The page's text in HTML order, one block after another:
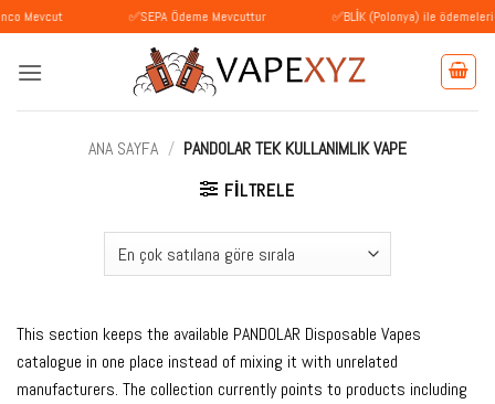
İçeriğe
atla
✅SEPA Ödeme Mevcuttur ✅BLİK (Polonya) ile ödemeleri kabul
ANA SAYFA / PANDOLAR TEK KULLANIMLIK VAPE
FILTRELE
This section keeps the available PANDOLAR Disposable Vapes
catalogue in one place instead of mixing it with unrelated
manufacturers. The collection currently points to products including